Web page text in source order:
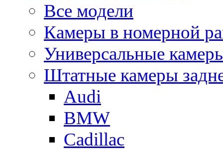
Все модели
Камеры в номерной
Универсальные
Штатные камеры
Audi
BMW
Cadillac